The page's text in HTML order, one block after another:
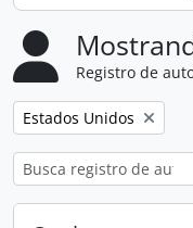
Registro de
Remove filter:
Estados Unidos